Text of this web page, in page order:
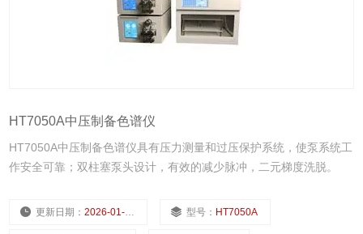
HT7050A中压制备色谱仪
HT7050A中压制备色谱仪具有压力测量和过压保护系统，使泵系统工
作安全可靠；双柱塞泵头设计，有效的减少脉冲，二元梯度洗脱。
更新日期：2026-01-14 型号： HT7050A